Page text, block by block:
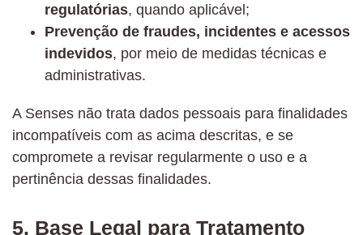
regulatórias, quando aplicável;
Prevenção de fraudes, incidentes e acessos
indevidos, por meio de medidas técnicas e
administrativas.
A Senses não trata dados pessoais para finalidades
incompatíveis com as acima descritas, e se
compromete a revisar regularmente o uso e a
pertinência dessas finalidades.
5. Base Legal para Tratamento